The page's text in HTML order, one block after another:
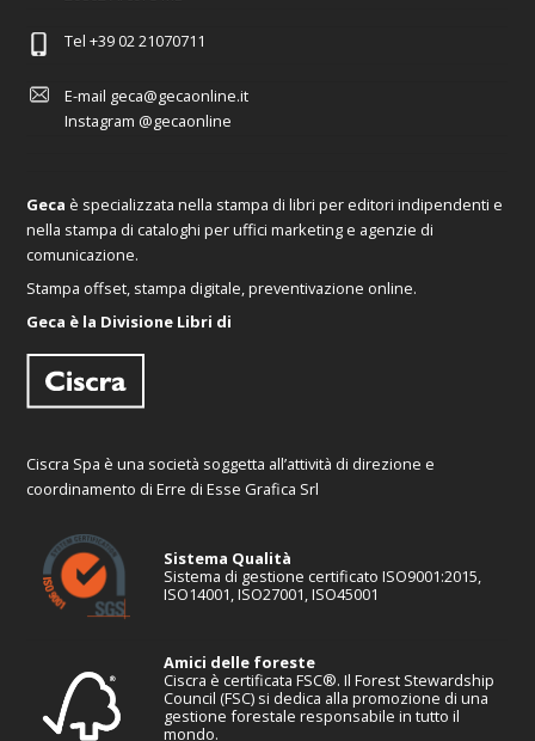
Tel +39 02 21070711
E-mail geca@gecaonline.it
Instagram @gecaonline
Geca è specializzata nella stampa di libri per editori indipendenti e
nella stampa di cataloghi per uffici marketing e agenzie di
comunicazione.
Stampa offset, stampa digitale, preventivazione online.
Geca è la Divisione Libri di
Ciscra Spa è una società soggetta all’attività di direzione e
coordinamento di Erre di Esse Grafica Srl
Sistema Qualità
Sistema di gestione certificato ISO9001:2015,
ISO14001, ISO27001, ISO45001
Amici delle foreste
Ciscra è certificata FSC®. Il Forest Stewardship
Council (FSC) si dedica alla promozione di una
gestione forestale responsabile in tutto il
mondo.